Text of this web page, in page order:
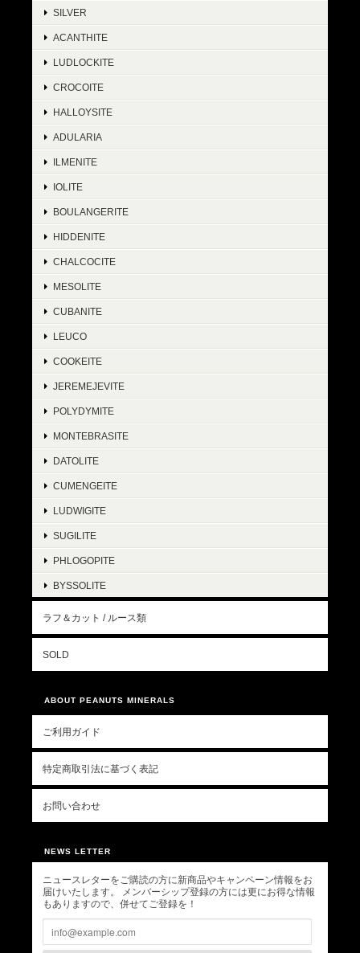
SILVER
ACANTHITE
LUDLOCKITE
CROCOITE
HALLOYSITE
ADULARIA
ILMENITE
IOLITE
BOULANGERITE
HIDDENITE
CHALCOCITE
MESOLITE
CUBANITE
LEUCO
COOKEITE
JEREMEJEVITE
POLYDYMITE
MONTEBRASITE
DATOLITE
CUMENGEITE
LUDWIGITE
SUGILITE
PHLOGOPITE
BYSSOLITE
ラフ＆カット / ルース類
SOLD
ABOUT PEANUTS MINERALS
ご利用ガイド
特定商取引法に基づく表記
お問い合わせ
NEWS LETTER
ニュースレターをご購読の方に新商品やキャンペーン情報をお
届けいたします。 メンバーシップ登録の方には更にお得な情報
もありますので、併せてご登録を！